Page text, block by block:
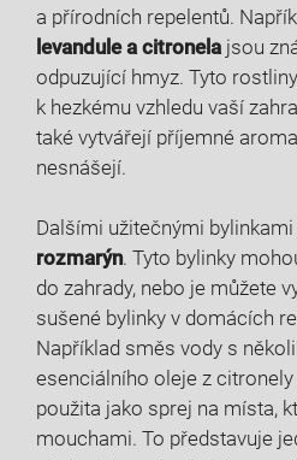
a přírodních repelentů.
levandule a citronela jsou
odpuzující hmyz. Tyto
k hezkému vzhledu vaší
také vytvářejí příjemné
nesnášejí.
Dalšími užitečnými
rozmarýn. Tyto bylinky
do zahrady, nebo je můžete
sušené bylinky v domácích
Například směs vody s
esenciálního oleje z
použita jako sprej na místa,
mouchami. To představuje